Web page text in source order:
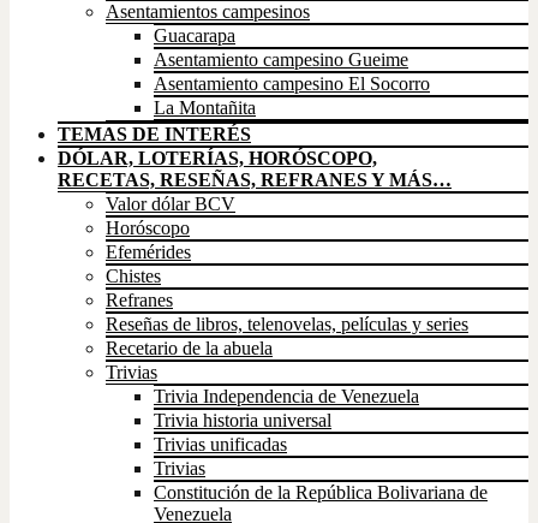
Asentamientos campesinos
Guacarapa
Asentamiento campesino Gueime
Asentamiento campesino El Socorro
La Montañita
TEMAS DE INTERÉS
DÓLAR, LOTERÍAS, HORÓSCOPO,
RECETAS, RESEÑAS, REFRANES Y MÁS…
Valor dólar BCV
Horóscopo
Efemérides
Chistes
Refranes
Reseñas de libros, telenovelas, películas y series
Recetario de la abuela
Trivias
Trivia Independencia de Venezuela
Trivia historia universal
Trivias unificadas
Trivias
Constitución de la República Bolivariana de
Venezuela